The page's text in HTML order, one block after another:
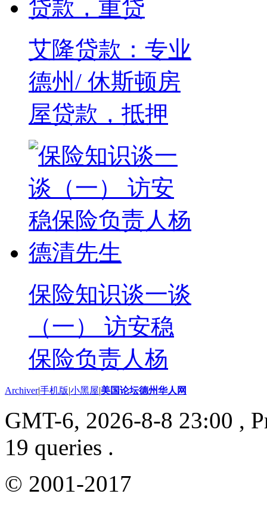
艾隆贷款：专业
德州/ 休斯顿房
屋贷款，抵押
保险知识谈一谈
（一） 访安稳
保险负责人杨
Archiver|手机版|小黑屋|美国论坛德州华人网
GMT-6, 2026-8-8 23:00 ,
19 queries .
© 2001-2017